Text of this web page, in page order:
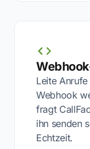
Leite
Webhook
fragt
ihn senden
Echtzeit.